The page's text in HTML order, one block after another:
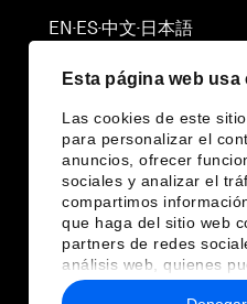
Esta página web
Las cookies de este
para personalizar el
anuncios, ofrecer
sociales y analizar el
compartimos
que haga del sitio web
partners de redes
análisis web, quienes
combinarla con otra
EN ▪ES▪中文▪ 日本語